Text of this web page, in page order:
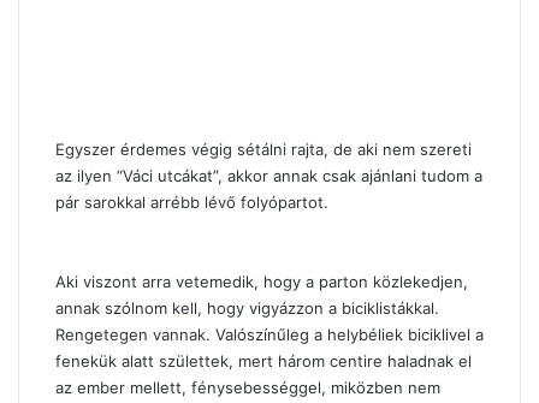
Egyszer érdemes végig sétálni rajta, de aki nem szereti
az ilyen “Váci utcákat”, akkor annak csak ajánlani tudom a
pár sarokkal arrébb lévő folyópartot.
Aki viszont arra vetemedik, hogy a parton közlekedjen,
annak szólnom kell, hogy vigyázzon a biciklistákkal.
Rengetegen vannak. Valószínűleg a helybéliek biciklivel a
fenekük alatt születtek, mert három centire haladnak el
az ember mellett, fénysebességgel, miközben nem